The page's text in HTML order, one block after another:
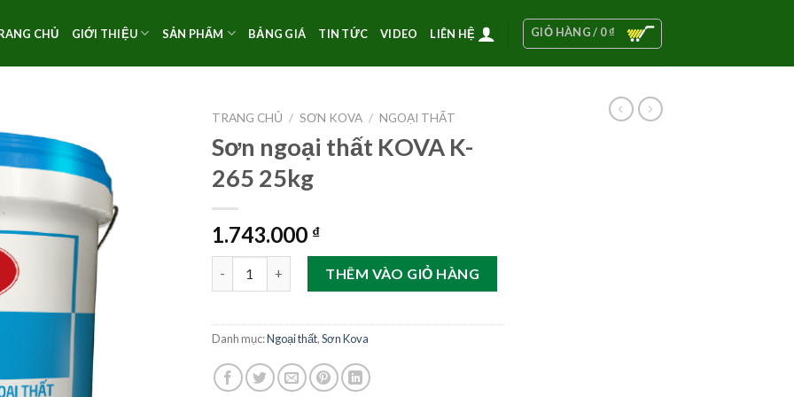
CHỦ GIỚI THIỆU SẢN PHẨM BẢNG GIÁ TIN TỨC VIDEO LIÊN HỆ GIỎ HÀNG / 0₫
TRANG CHỦ / SƠN KOVA / NGOẠI THẤT
Sơn ngoại thất KOVA K-
265 25kg
1.743.000 ₫
Sơn ngoại thất KOVA K-265 25kg số lượng
THÊM VÀO GIỎ HÀNG
Danh mục:Ngoại thất,Sơn Kova